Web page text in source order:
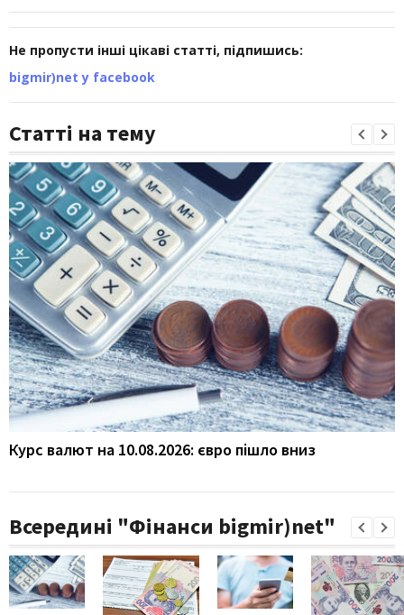
Не пропусти інші цікаві статті, підпишись:
bigmir)net у facebook
Статті на тему
Курс валют на 10.08.2026: євро пішло вниз
Всередині "Фінанси bigmir)net"